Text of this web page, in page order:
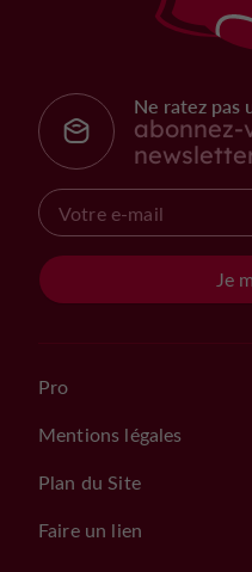
Ne ratez pas
abonnez-
Je
Pro
Mentions légales
Plan du Site
Faire un lien